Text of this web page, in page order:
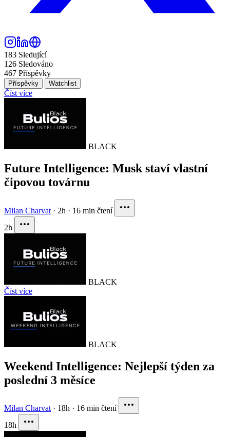
183 Sledující
126 Sledováno
467 Příspěvky
Příspěvky Watchlist
Číst více
BLACK
Future Intelligence: Musk staví vlastní
čipovou továrnu
Milan Charvat · 2h · 16 min čtení
2h
BLACK
Číst více
BLACK
Weekend Intelligence: Nejlepší týden za
poslední 3 měsíce
Milan Charvat · 18h · 16 min čtení
18h